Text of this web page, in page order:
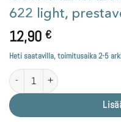
622 light,
12,90 €
Heti saatavilla, toimitusaika 2-5
CONTINENTAL Sisärengas 29"